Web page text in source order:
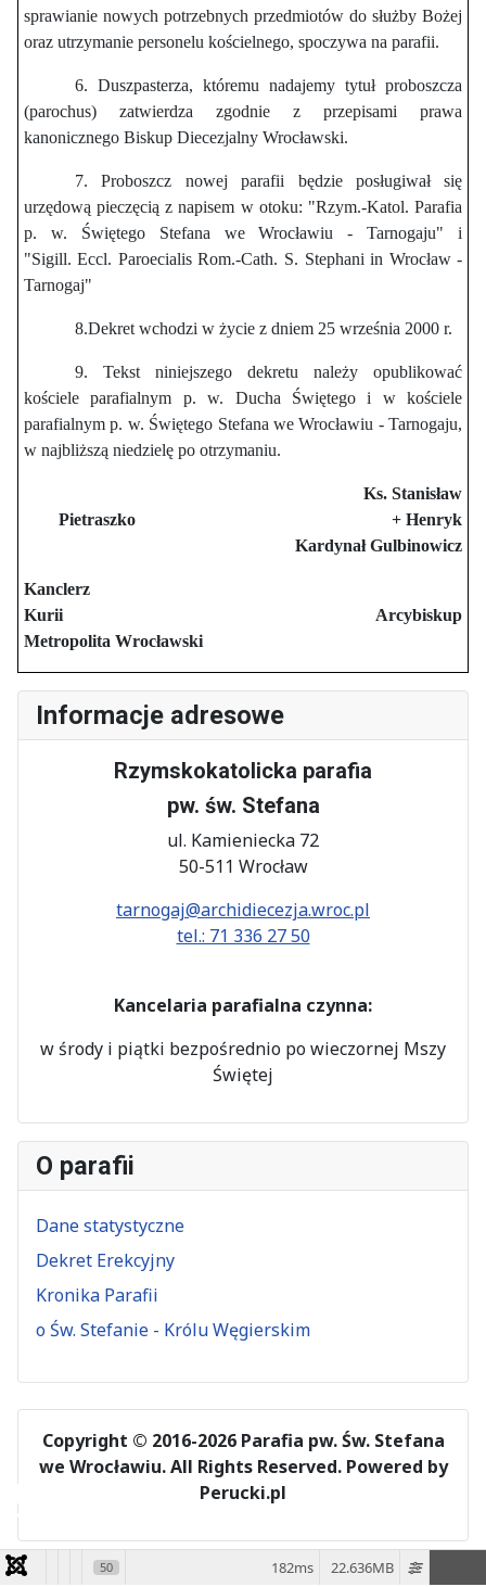
Informacje adresowe
Rzymskokatolicka parafia
pw. św. Stefana
ul. Kamieniecka 72
50-511 Wrocław
tarnogaj@archidiecezja.wroc.pl
tel.: 71 336 27 50
Kancelaria parafialna czynna:
w środy i piątki bezpośrednio po wieczornej Mszy
Świętej
O parafii
Dane statystyczne
Dekret Erekcyjny
Kronika Parafii
o Św. Stefanie - Królu Węgierskim
sprawianie nowych potrzebnych przedmiotów do służby Bożej
oraz utrzymanie personelu kościelnego, spoczywa na parafii.
6. Duszpasterza, któremu nadajemy tytuł proboszcza
(parochus) zatwierdza zgodnie z przepisami prawa
kanonicznego Biskup Diecezjalny Wrocławski.
7. Proboszcz nowej parafii będzie posługiwał się
urzędową pieczęcią z napisem w otoku: "Rzym.-Katol. Parafia
p. w. Świętego Stefana we Wrocławiu - Tarnogaju" i
"Sigill. Eccl. Paroecialis Rom.-Cath. S. Stephani in Wrocław -
Tarnogaj"
8.Dekret wchodzi w życie z dniem 25 września 2000 r.
9. Tekst niniejszego dekretu należy opublikować
kościele parafialnym p. w. Ducha Świętego i w kościele
parafialnym p. w. Świętego Stefana we Wrocławiu - Tarnogaju,
w najbliższą niedzielę po otrzymaniu.
Ks. Stanisław
Pietraszko + Henryk
Kardynał Gulbinowicz
Kanclerz
Kurii Arcybiskup
Metropolita Wrocławski
Copyright © 2016-2026 Parafia pw. Św. Stefana
we Wrocławiu. All Rights Reserved. Powered by
Perucki.pl
50 22.636MB
182ms